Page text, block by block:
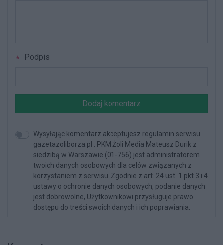
Podpis
Dodaj komentarz
Wysyłając komentarz akceptujesz regulamin serwisu
gazetazoliborza.pl . PKM Żoli Media Mateusz Durik z
siedzibą w Warszawie (01-756) jest administratorem
twoich danych osobowych dla celów związanych z
korzystaniem z serwisu. Zgodnie z art. 24 ust. 1 pkt 3 i 4
ustawy o ochronie danych osobowych, podanie danych
jest dobrowolne, Użytkownikowi przysługuje prawo
dostępu do treści swoich danych i ich poprawiania.